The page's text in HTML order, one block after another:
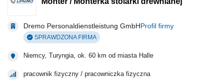
Dremo Personaldienstleistung GmbHProfil firmy
SPRAWDZONA FIRMA
Niemcy, Turyngia, ok. 60 km od miasta Halle
pracownik fizyczny / pracowniczka fizyczna